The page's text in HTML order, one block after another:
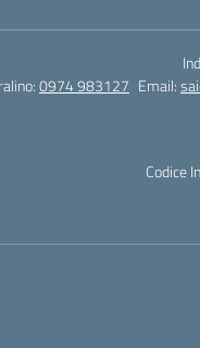
0974 983127 Email:
Codice